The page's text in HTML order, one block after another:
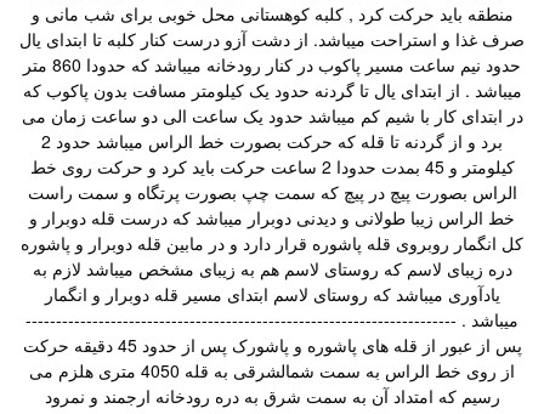
منطقه باید حرکت کرد , کلبه کوهستانی محل خوبی برای شب مانی و
صرف غذا و استراحت میباشد. از دشت آزو درست کنار کلبه تا ابتدای یال
حدود نیم ساعت مسیر پاکوب در کنار رودخانه میباشد که حدودا 860 متر
میباشد . از ابتدای یال تا گردنه حدود یک کیلومتر مسافت بدون پاکوب که
در ابتدای کار با شیم کم میباشد حدود یک ساعت الی دو ساعت زمان می
برد و از گردنه تا قله که حرکت بصورت خط الراس میباشد حدود 2
کیلومتر و 45 بمدت حدودا 2 ساعت حرکت باید کرد و حرکت روی خط
الراس بصورت پیچ در پیچ که سمت چپ بصورت پرتگاه و سمت راست
خط الراس زیبا طولانی و دیدنی دوبرار میباشد که درست قله دوبرار و
کل انگمار روبروی قله پاشوره قرار دارد و در مابین قله دوبرار و پاشوره
دره زیبای لاسم که روستای لاسم هم به زیبای مشخص میباشد لازم به
یادآوری میباشد که روستای لاسم ابتدای مسیر قله دوبرار و انگمار
میباشد . -----------------------------------------------------------------------
پس از عبور از قله های پاشوره و پاشورک پس از حدود 45 دقیقه حرکت
از روی خط الراس به سمت شمالشرقی به قله 4050 متری هلزم می
رسیم که امتداد آن به سمت شرق به دره رودخانه ارجمند و نمرود